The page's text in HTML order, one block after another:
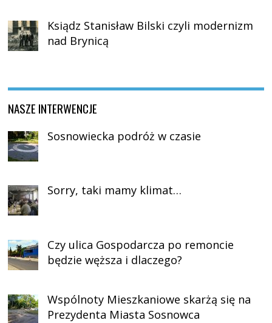
Ksiądz Stanisław Bilski czyli modernizm
nad Brynicą
NASZE INTERWENCJE
Sosnowiecka podróż w czasie
Sorry, taki mamy klimat…
Czy ulica Gospodarcza po remoncie
będzie węższa i dlaczego?
Wspólnoty Mieszkaniowe skarżą się na
Prezydenta Miasta Sosnowca